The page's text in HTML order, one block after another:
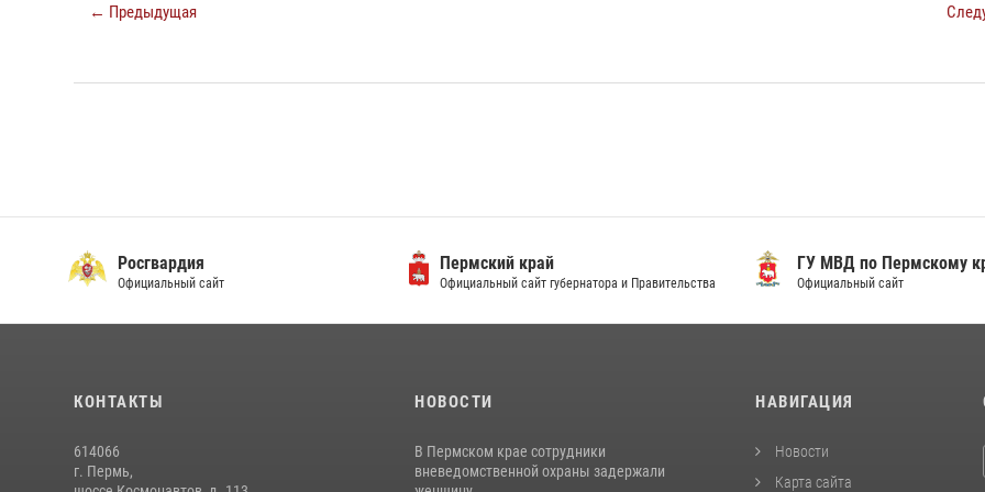
← Предыдущая
Росгвардия
Официальный сайт
Пермский край
Официальный сайт губернатора и Правительства
ГУ МВД по Пермскому
Официальный сайт
КОНТАКТЫ
614066
г. Пермь,
НОВОСТИ
В Пермском крае сотрудники
вневедомственной охраны задержали
НАВИГАЦИЯ
Новости
Карта сайта